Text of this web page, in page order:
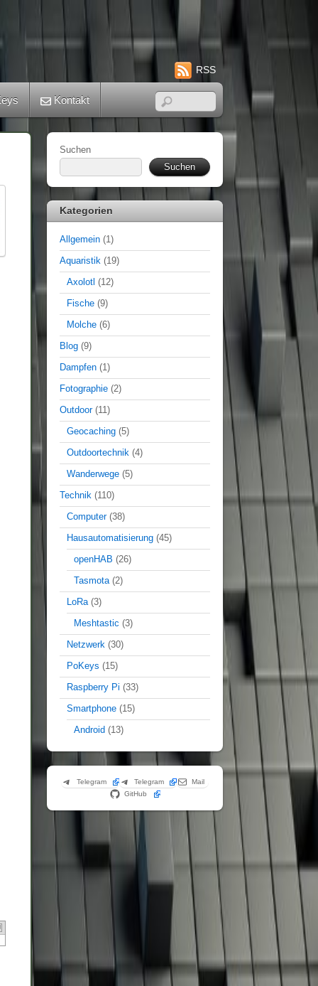
RSS
Kontakt
Suchen
Suchen
Kategorien
Allgemein (1)
Aquaristik (19)
Axolotl (12)
Fische (9)
Molche (6)
Blog (9)
Dampfen (1)
Fotographie (2)
Outdoor(11)
Geocaching (5)
Outdoortechnik (4)
Wanderwege (5)
Technik (110)
Computer(38)
Hausautomatisierung (45)
openHAB (26)
Tasmota(2)
LoRa(3)
Meshtastic (3)
Netzwerk (30)
PoKeys (15)
Raspberry Pi (33)
Smartphone (15)
Android (13)
Telegram Telegram
Mail
GitHub